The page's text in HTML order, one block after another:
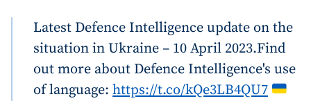
Latest Defence Intelligence update on the
situation in Ukraine – 10 April 2023.Find
out more about Defence Intelligence's use
of language: https://t.co/kQe3LB4QU7